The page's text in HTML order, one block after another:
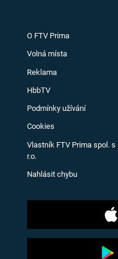
O FTV Prima
Volná místa
Reklama
HbbTV
Podmínky užívání
Cookies
Vlastník FTV Prima spol. s
r.o.
Nahlásit chybu